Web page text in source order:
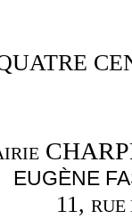
EUGÈNE
11, RUE